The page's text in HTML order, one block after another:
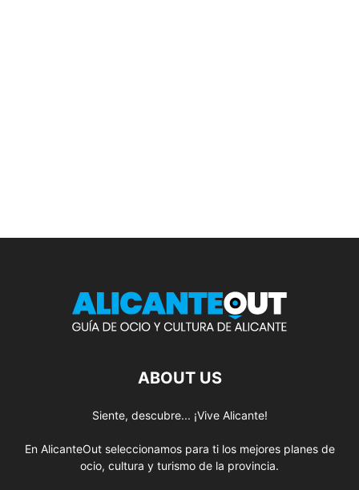
ABOUT US
Siente, descubre... ¡Vive Alicante!
En AlicanteOut seleccionamos para ti los mejores planes de
ocio, cultura y turismo de la provincia.